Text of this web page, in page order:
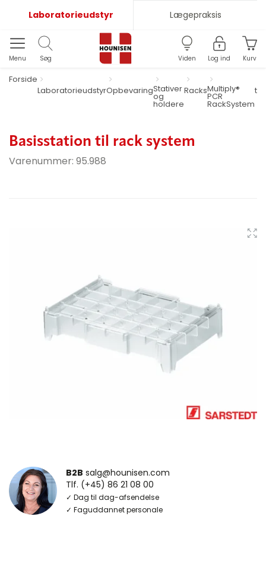
Laboratorieudstyr Lægepraksis
Menu Søg Viden Log ind Kurv
Forside
LaboratorieudstyrOpbevaringStativer
og
holdere
RacksMultiply®
PCR
RackSystem
til
Basisstation til rack system
Varenummer: 95.988
B2B salg@hounisen.com
Tlf. (+45) 86 21 08 00
✓ Dag til dag-afsendelse
✓ Faguddannet personale